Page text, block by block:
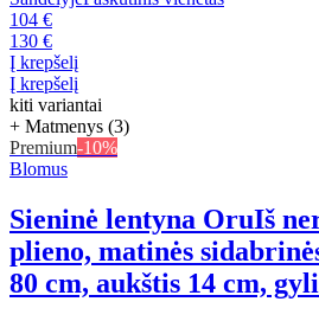
104 €
130 €
Į krepšelį
Į krepšelį
kiti variantai
+ Matmenys (3)
Premium-10%
Blomus
Sieninė lentyna OruIš
plieno, matinės
80 cm, aukštis 14 cm,